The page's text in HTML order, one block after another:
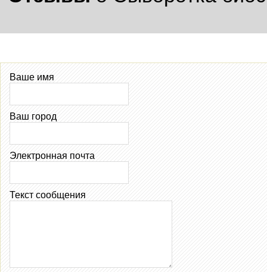
Ваше имя
Ваш город
Электронная почта
Текст сообщения